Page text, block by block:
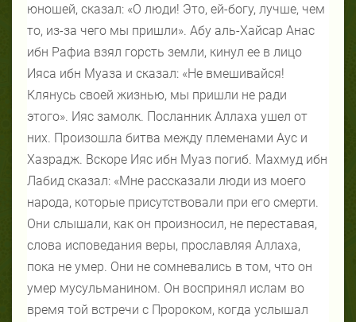
юношей, сказал: «О люди! Это, ей-богу, лучше, чем
то, из-за чего мы пришли». Абу аль-Хайсар Анас
ибн Рафиа взял горсть земли, кинул ее в лицо
Ияса ибн Муаза и сказал: «Не вмешивайся!
Клянусь своей жизнью, мы пришли не ради
этого». Ияс замолк. Посланник Аллаха ушел от
них. Произошла битва между племенами Аус и
Хазрадж. Вскоре Ияс ибн Муаз погиб. Махмуд ибн
Лабид сказал: «Мне рассказали люди из моего
народа, которые присутствовали при его смерти.
Они слышали, как он произносил, не переставая,
слова исповедания веры, прославляя Аллаха,
пока не умер. Они не сомневались в том, что он
умер мусульманином. Он воспринял ислам во
время той встречи с Пророком, когда услышал